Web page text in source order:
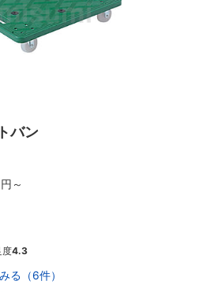
バン
円 ～
度4.3
る（6件）